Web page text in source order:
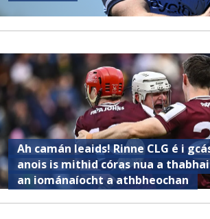
Ah camán leaids! Rinne CLG é i
anois is mithid córas nua a
an iománaíocht a athbheochan